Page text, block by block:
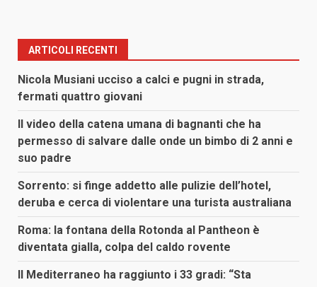
ARTICOLI RECENTI
Nicola Musiani ucciso a calci e pugni in strada,
fermati quattro giovani
Il video della catena umana di bagnanti che ha
permesso di salvare dalle onde un bimbo di 2 anni e
suo padre
Sorrento: si finge addetto alle pulizie dell’hotel,
deruba e cerca di violentare una turista australiana
Roma: la fontana della Rotonda al Pantheon è
diventata gialla, colpa del caldo rovente
Il Mediterraneo ha raggiunto i 33 gradi: “Sta